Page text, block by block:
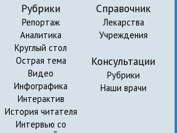
Рубрики
Репортаж
Аналитика
Круглый стол
Острая тема
Видео
Инфографика
Интерактив
История читателя
Интервью со
Справочник
Лекарства
Учреждения
Консультации
Рубрики
Наши врачи